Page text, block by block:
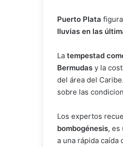
Puerto Plata
lluvias en las
La tempestad
Bermudas y la
del área del
sobre las
Los expertos
bombogénesis, es
a una rápida caída